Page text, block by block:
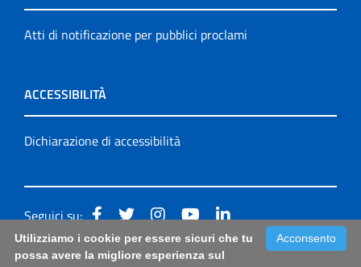
Atti di notificazione per pubblici proclami
ACCESSIBILITÀ
Dichiarazione di accessibilità
Seguici su:
Accessibilità: form di segnalazione di prima istanza per
Acconsento
Utilizziamo i cookie per essere sicuri che tu
possa avere la migliore esperienza sul